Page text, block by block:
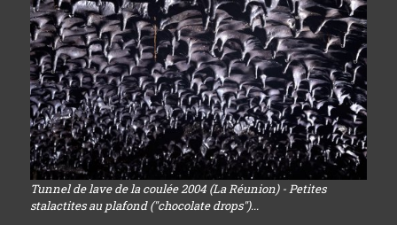
Tunnel de lave de la coulée 2004 (La Réunion) - Petites
stalactites au plafond ("chocolate drops")...